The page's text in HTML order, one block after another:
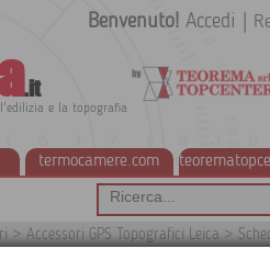
.it
e la topografia
termocamere.com
Benvenuto! Accedi
> Accessori GPS Topografici Leica >